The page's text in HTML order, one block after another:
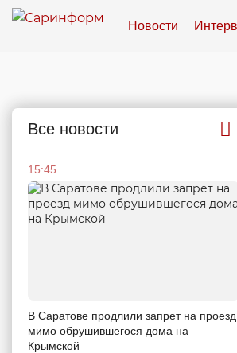
Новости
Все новости
15:45
В Саратове продлили запрет на проезд
мимо обрушившегося дома на
Крымской